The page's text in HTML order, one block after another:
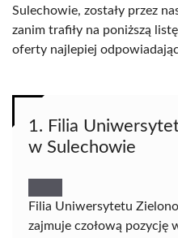
Sulechowie, zostały przez
zanim trafiły na poniższą
oferty najlepiej
1. Filia
w Sulechowie
Filia Uniwersytetu
zajmuje czołową pozycję